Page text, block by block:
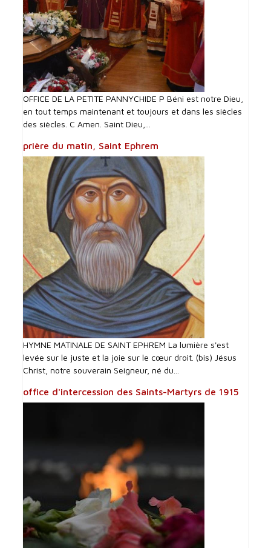
OFFICE DE LA PETITE PANNYCHIDE P Béni est notre Dieu,
en tout temps maintenant et toujours et dans les siècles
des siècles. C Amen. Saint Dieu,...
prière du matin, Saint Ephrem
HYMNE MATINALE DE SAINT EPHREM La lumière s'est
levée sur le juste et la joie sur le cœur droit. (bis) Jésus
Christ, notre souverain Seigneur, né du...
office d'intercession des Saints-Martyrs de 1915